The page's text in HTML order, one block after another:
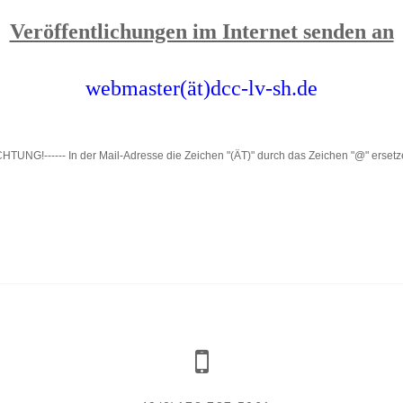
Veröffentlichungen im Internet senden an
webmaster(ät)dcc-lv-sh.de
In der Mail-Adresse die Zeichen "(ÄT)" durch das Zeichen "@"